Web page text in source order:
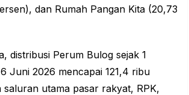
dan Rumah Pangan Kita (20,73
distribusi Perum Bulog sejak 1
Juni 2026 mencapai 121,4 ribu
saluran utama pasar rakyat, RPK,